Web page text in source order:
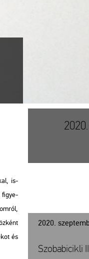
is­
fi­gye­
és
2020.
Szobabicikli